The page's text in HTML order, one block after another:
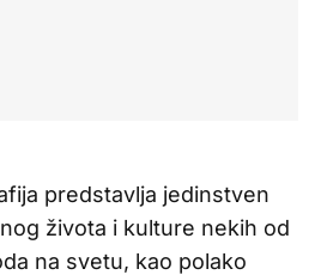
predstavlja jedinstven
života i kulture nekih od
na svetu, kao polako